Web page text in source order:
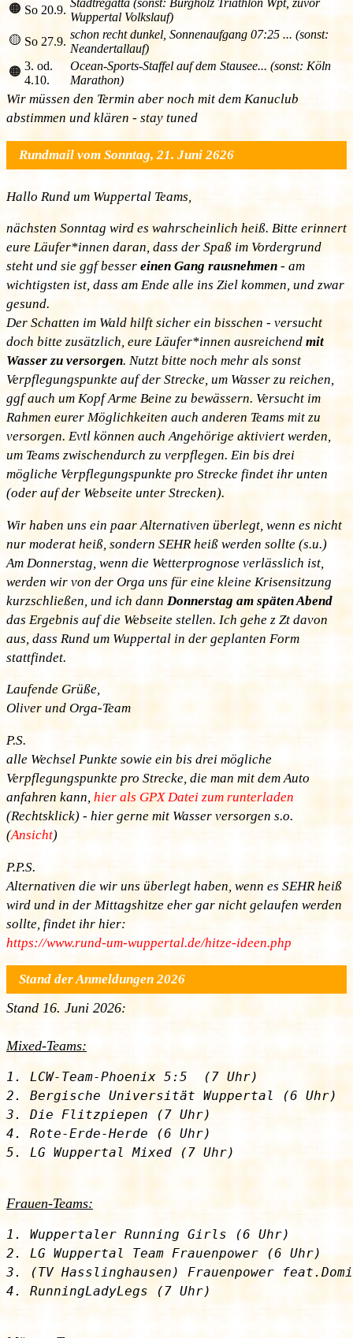
🟠 So 20.9.
Stadtregatta (sonst: Burgholz Triathlon Wpt, zuvor
Wuppertal Volkslauf)
🟡 So 27.9.
schon recht dunkel, Sonnenaufgang 07:25 ... (sonst:
Neandertallauf)
🟠 3. od.
4.10.
Ocean-Sports-Staffel auf dem Stausee... (sonst: Köln
Marathon)
Wir müssen den Termin aber noch mit dem Kanuclub
abstimmen und klären - stay tuned
Rundmail vom Sonntag, 21. Juni 2626
Hallo Rund um Wuppertal Teams,
nächsten Sonntag wird es wahrscheinlich heiß. Bitte erinnert
eure Läufer*innen daran, dass der Spaß im Vordergrund
steht und sie ggf besser einen Gang rausnehmen - am
wichtigsten ist, dass am Ende alle ins Ziel kommen, und zwar
gesund.
Der Schatten im Wald hilft sicher ein bisschen - versucht
doch bitte zusätzlich, eure Läufer*innen ausreichend mit
Wasser zu versorgen. Nutzt bitte noch mehr als sonst
Verpflegungspunkte auf der Strecke, um Wasser zu reichen,
ggf auch um Kopf Arme Beine zu bewässern. Versucht im
Rahmen eurer Möglichkeiten auch anderen Teams mit zu
versorgen. Evtl können auch Angehörige aktiviert werden,
um Teams zwischendurch zu verpflegen. Ein bis drei
mögliche Verpflegungspunkte pro Strecke findet ihr unten
(oder auf der Webseite unter Strecken).
Wir haben uns ein paar Alternativen überlegt, wenn es nicht
nur moderat heiß, sondern SEHR heiß werden sollte (s.u.)
Am Donnerstag, wenn die Wetterprognose verlässlich ist,
werden wir von der Orga uns für eine kleine Krisensitzung
kurzschließen, und ich dann Donnerstag am späten Abend
das Ergebnis auf die Webseite stellen. Ich gehe z Zt davon
aus, dass Rund um Wuppertal in der geplanten Form
stattfindet.
Laufende Grüße,
Oliver und Orga-Team
P.S.
alle Wechsel Punkte sowie ein bis drei mögliche
Verpflegungspunkte pro Strecke, die man mit dem Auto
anfahren kann, hier als GPX Datei zum runterladen
(Rechtsklick) - hier gerne mit Wasser versorgen s.o.
(Ansicht)
P.P.S.
Alternativen die wir uns überlegt haben, wenn es SEHR heiß
wird und in der Mittagshitze eher gar nicht gelaufen werden
sollte, findet ihr hier:
https://www.rund-um-wuppertal.de/hitze-ideen.php
Stand der Anmeldungen 2026
Stand 16. Juni 2026:
Mixed-Teams:
1. LCW-Team-Phoenix 5:5  (7 Uhr)
2. Bergische Universität Wuppertal (6 Uhr)
3. Die Flitzpiepen (7 Uhr)
4. Rote-Erde-Herde (6 Uhr)
Frauen-Teams:
1. Wuppertaler Running Girls (6 Uhr)
2. LG Wuppertal Team Frauenpower (6 Uhr)
3. (TV Hasslinghausen) Frauenpower